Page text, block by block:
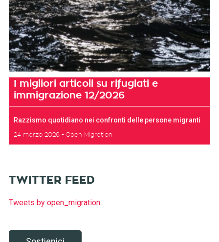
I migliori articoli su rifugiati e
immigrazione 12/2026
Razzismo quotidiano nei confronti delle persone migranti
24 marzo 2026 Open Migration
TWITTER FEED
Tweets by open_migration